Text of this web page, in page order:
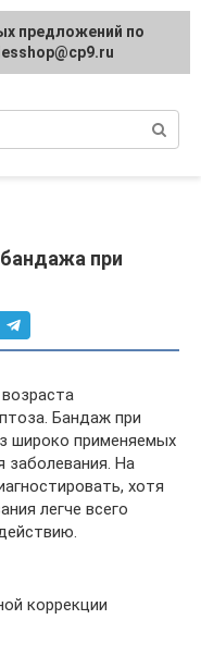
при
Бандаж при
широко применяемых
заболевания. На
хотя
легче всего
коррекции
предложений по